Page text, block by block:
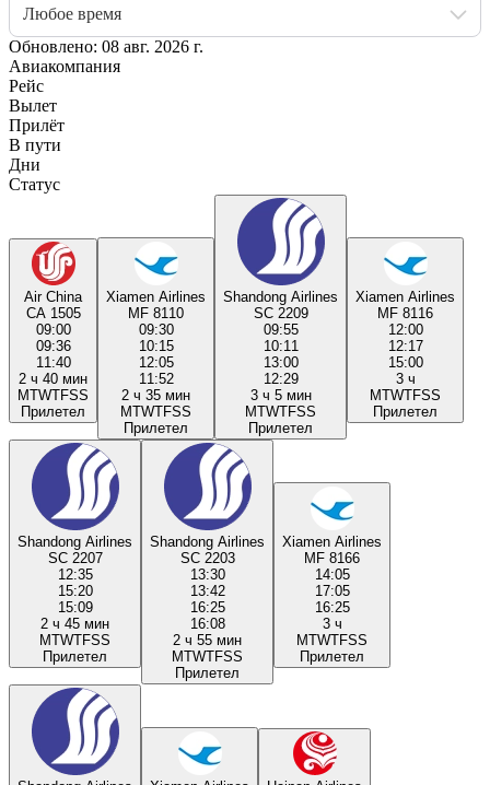
Любое время
Обновлено: 08 авг. 2026 г.
Авиакомпания
Рейс
Вылет
Прилёт
В пути
Дни
Статус
Air China
CA 1505
09:00
09:36
11:40
2 ч 40 мин
MTWTFSS
Прилетел
Xiamen Airlines
MF 8110
09:30
10:15
12:05
11:52
2 ч 35 мин
MTWTFSS
Прилетел
Shandong Airlines
SC 2209
09:55
10:11
13:00
12:29
3 ч 5 мин
MTWTFSS
Прилетел
Xiamen Airlines
MF 8116
12:00
12:17
15:00
3 ч
MTWTFSS
Прилетел
Shandong Airlines
SC 2207
12:35
15:20
15:09
2 ч 45 мин
MTWTFSS
Прилетел
Shandong Airlines
SC 2203
13:30
13:42
16:25
16:08
2 ч 55 мин
MTWTFSS
Прилетел
Xiamen Airlines
MF 8166
14:05
17:05
16:25
3 ч
MTWTFSS
Прилетел